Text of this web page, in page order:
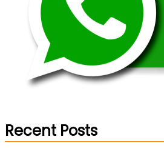
Recent Posts